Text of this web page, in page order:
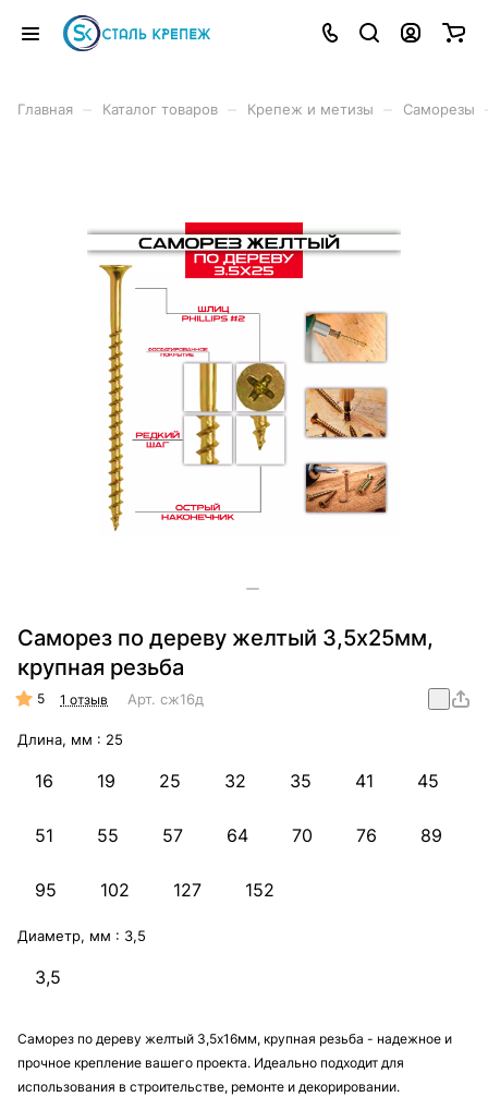
Главная Каталог товаров Крепеж и метизы Саморезы
Саморез по дереву желтый 3,5х25мм,
крупная резьба
5 1 отзыв Арт. сж16д
Длина, мм : 25
16 19 25 32 35 41 45
51 55 57 64 70 76 89
95 102 127 152
Диаметр, мм : 3,5
3,5
Саморез по дереву желтый 3,5х16мм, крупная резьба - надежное и
прочное крепление вашего проекта. Идеально подходит для
использования в строительстве, ремонте и декорировании.